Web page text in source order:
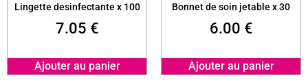
Lingette desinfectante x 100
7.05 €
Ajouter au panier
Bonnet de soin jetable x 30
6.00 €
Ajouter au panier